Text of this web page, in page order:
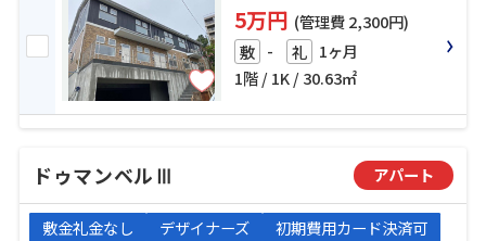
5万円 (管理費 2,300円)
敷 - 礼 1ヶ月
1階 / 1K / 30.63㎡
ドゥマンベルⅢ アパート
敷金礼金なし デザイナーズ 初期費用カード決済可